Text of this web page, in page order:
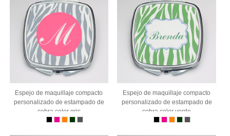
Espejo de maquillaje compacto
personalizado de estampado de
cebra color gris
Espejo de maquillaje compacto
personalizado de estampado de
cebra color verde